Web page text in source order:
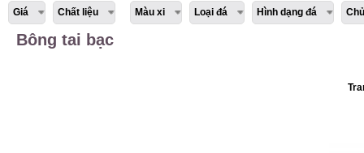
Giá Chất liệu Màu xi Loại đá Hình dạng đá
Bông tai bạc